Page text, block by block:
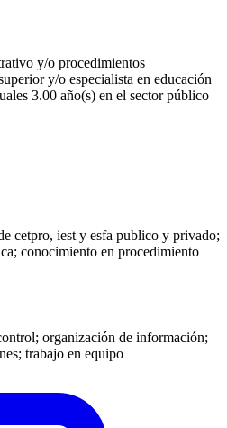
y/o procedimientos
y/o especialista en educación
3.00 año(s) en el sector público
cetpro, iest y esfa publico y privado;
conocimiento en procedimiento
organización de información;
trabajo en equipo